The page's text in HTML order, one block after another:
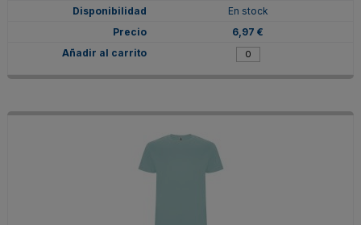
En stock
6,97 €